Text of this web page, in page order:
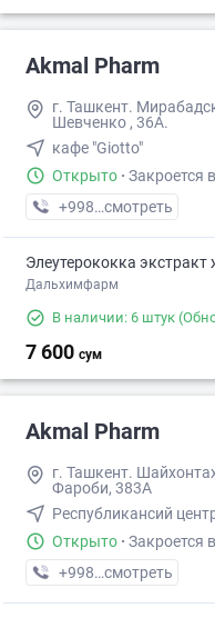
Akmal Pharm
г. Ташкент.
Шевченко , 36А.
кафе "Giotto"
Открыто · Закроется
+998 (99) XXX-XX-XX
смотреть
Элеутерококка
Дальхимфарм
В наличии: 6 штук
7 600 сум
Akmal Pharm
г. Ташкент.
Фароби, 383А
Республикансий
Открыто · Закроется
+998 (99) XXX-XX-XX
смотреть